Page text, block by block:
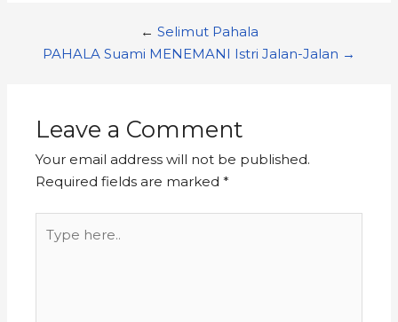
← Selimut Pahala
PAHALA Suami MENEMANI Istri Jalan-Jalan →
Leave a Comment
Your email address will not be published.
Required fields are marked*